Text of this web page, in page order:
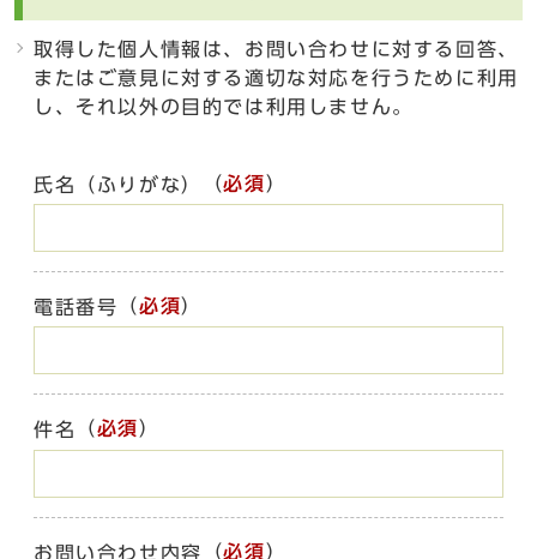
取得した個人情報は、お問い合わせに対する回答、
またはご意見に対する適切な対応を行うために利用
し、それ以外の目的では利用しません。
氏名（ふりがな） （必須）
電話番号 （必須）
件名 （必須）
お問い合わせ内容 （必須）